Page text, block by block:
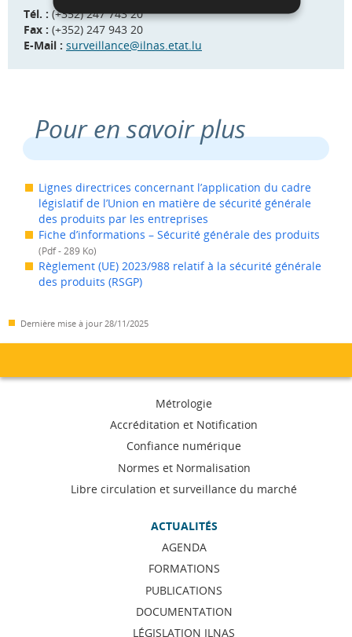
Tél. : (+352) 247 743 20
Fax : (+352) 247 943 20
E-Mail : surveillance@ilnas.etat.lu
Pour en savoir plus
Lignes directrices concernant l’application du cadre
législatif de l’Union en matière de sécurité générale
des produits par les entreprises
Fiche d’informations – Sécurité générale des produits
(Pdf - 289 Ko)
Règlement (UE) 2023/988 relatif à la sécurité générale
des produits (RSGP)
Dernière mise à jour28/11/2025
navigation
Métrologie
Accréditation et Notification
Confiance numérique
Normes et Normalisation
Libre circulation et surveillance du marché
ACTUALITÉS
AGENDA
FORMATIONS
PUBLICATIONS
DOCUMENTATION
LÉGISLATION ILNAS